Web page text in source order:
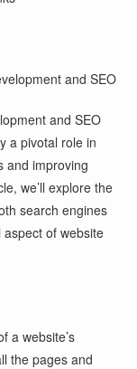
and SEO
and SEO
a pivotal role in
and improving
we’ll explore the
search engines
of website
a website’s
the pages and